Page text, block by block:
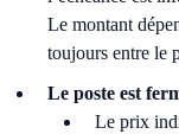
Le montant
toujours entre le
Le poste est
Le prix